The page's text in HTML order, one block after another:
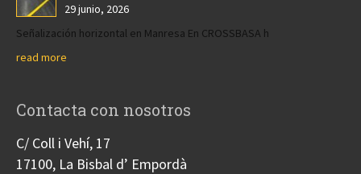
29 junio, 2026
Señalización horizontal en Manresa En CROSSBASA h
read more
Contacta con nosotros
C/ Coll i Vehí, 17
17100, La Bisbal d’ Empordà